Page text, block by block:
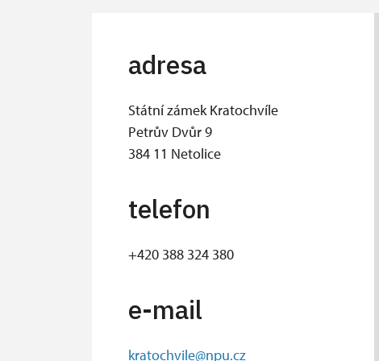
adresa
Státní zámek Kratochvíle
Petrův Dvůr 9
384 11 Netolice
telefon
+420 388 324 380
e-mail
kratochvile@npu.cz